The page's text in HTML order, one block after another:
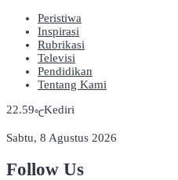
Peristiwa
Inspirasi
Rubrikasi
Televisi
Pendidikan
Tentang Kami
22.59℃Kediri
Sabtu, 8 Agustus 2026
Follow Us